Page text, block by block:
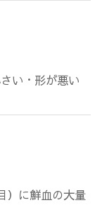
い・形が悪い
）に鮮血の大量